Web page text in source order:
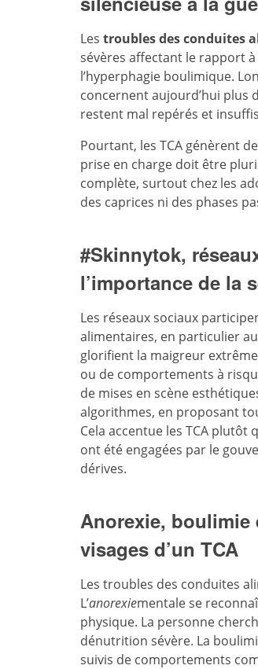
Les troubles des conduites
sévères affectant le rapport
l’hyperphagie boulimique.
concernent aujourd’hui plus
restent mal repérés et
Pourtant, les TCA génèrent
prise en charge doit être
complète, surtout chez les
des caprices ni des phases
#Skinnytok,
l’importance de la
Les réseaux sociaux
alimentaires, en particulier
glorifient la maigreur
ou de comportements à
de mises en scène
algorithmes, en proposant
Cela accentue les TCA plutôt
ont été engagées par le
dérives.
Anorexie, boulimie
visages d’un TCA
Les troubles des conduites
L’anorexiementale se
physique. La personne
dénutrition sévère. La
suivis de comportements